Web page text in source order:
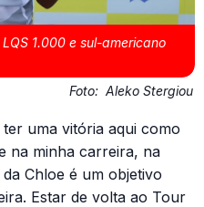
1.000 e sul-americano
Foto: Aleko Stergiou
uma vitória aqui como
na minha carreira, na
Chloe é um objetivo
Estar de volta ao Tour